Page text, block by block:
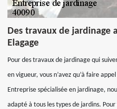
Des travaux de jardinage
Elagage
Pour des travaux de jardinage qui
en vigueur, vous n’avez qu’à faire
Entreprise spécialisée en jardinage,
adapté à tous les types de jardins.